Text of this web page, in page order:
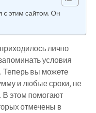
с этим сайтом. Он
лично
условия
Теперь вы можете
и любые сроки, не
В этом помогают
отмечены в